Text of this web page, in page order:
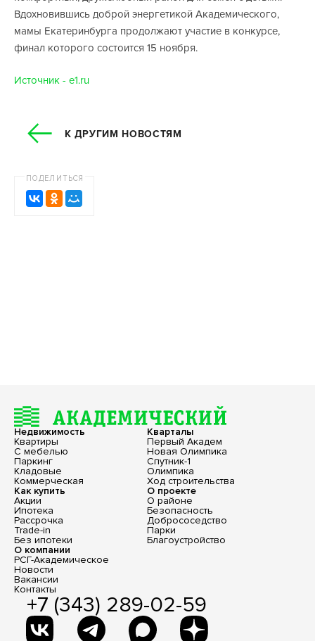
Вдохновившись доброй энергетикой Академического,
мамы Екатеринбурга продолжают участие в конкурсе,
финал которого состоится 15 ноября.
Источник - e1.ru
К ДРУГИМ НОВОСТЯМ
ПОДЕЛИТЬСЯ
Недвижимость
Квартиры
С мебелью
Паркинг
Кладовые
Коммерческая
Кварталы
Первый Академ
Новая Олимпика
Спутник-1
Олимпика
Ход строительства
Как купить
Акции
Ипотека
Рассрочка
Trade-in
Без ипотеки
О проекте
О районе
Безопасность
Добрососедство
Парки
Благоустройство
О компании
РСГ-Академическое
Новости
Вакансии
Контакты
+7 (343) 289-02-59